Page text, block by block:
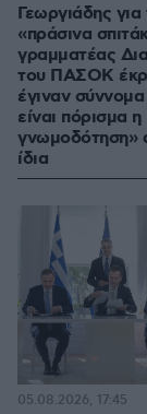
Γεωργιάδης για
«πράσινα
γραμματέας
του ΠΑΣΟΚ
έγιναν
είναι πόρισμα η
γνωμοδότηση»
ίδια
05.08.2026, 17:45